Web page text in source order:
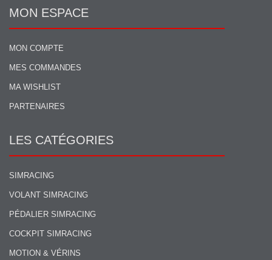
MON ESPACE
MON COMPTE
MES COMMANDES
MA WISHLIST
PARTENAIRES
LES CATÉGORIES
SIMRACING
VOLANT SIMRACING
PÉDALIER SIMRACING
COCKPIT SIMRACING
MOTION & VÉRINS